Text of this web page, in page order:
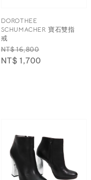
DOROTHEE
SCHUMACHER 寶石雙指
戒
Regular
price
NT$ 16,800
NT$ 1,700